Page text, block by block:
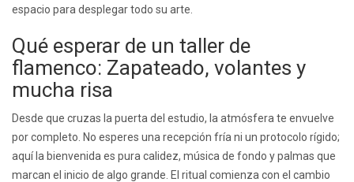
espacio para desplegar todo su arte.
Qué esperar de un taller de
flamenco: Zapateado, volantes y
mucha risa
Desde que cruzas la puerta del estudio, la atmósfera te envuelve
por completo. No esperes una recepción fría ni un protocolo rígido;
aquí la bienvenida es pura calidez, música de fondo y palmas que
marcan el inicio de algo grande. El ritual comienza con el cambio